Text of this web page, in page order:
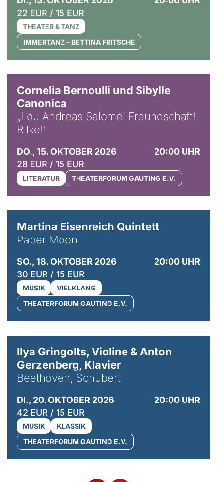
22 EUR / 15 EUR
THEATER & TANZ
IMMERTANZ – BETTINA FRITSCHE
Cornelia Bernoulli und Sibylle
Canonica
„Lou Andreas Salomé! Freundschaft!
Rilke!“
DO., 15. OKTOBER 2026
20:00 UHR
28 EUR / 15 EUR
LITERATUR THEATERFORUM GAUTING E.V.
Martina Eisenreich Quintett
Paper Moon
SO., 18. OKTOBER 2026
20:00 UHR
30 EUR / 15 EUR
MUSIK
VIELKLANG
THEATERFORUM GAUTING E.V.
Ilya Gringolts, Violine & Anton
Gerzenberg, Klavier
Beethoven, Schubert
DI., 20. OKTOBER 2026
20:00 UHR
42 EUR / 15 EUR
MUSIK
KLASSIK
THEATERFORUM GAUTING E.V.